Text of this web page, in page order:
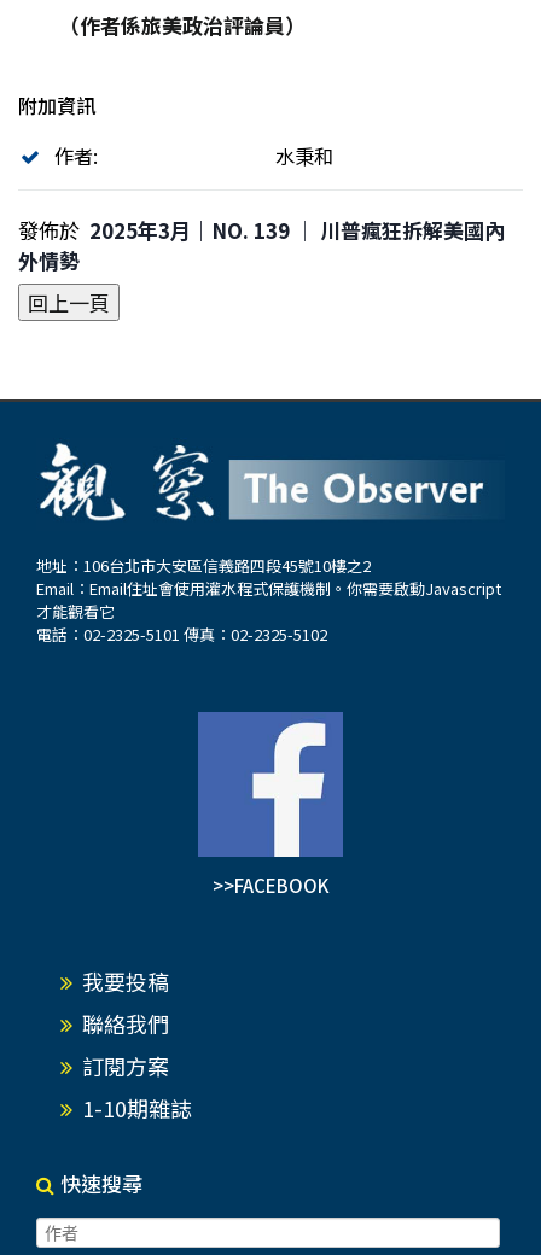
（作者係旅美政治評論員）
附加資訊
作者:
水秉和
發佈於 2025年3月｜NO. 139 │ 川普瘋狂拆解美國內
外情勢
地址：106台北市大安區信義路四段45號10樓之2
Email： Email住址會使用灌水程式保護機制。你需要啟動Javascript
才能觀看它
電話：02-2325-5101 傳真：02-2325-5102
>>FACEBOOK
我要投稿
聯絡我們
訂閱方案
1-10期雜誌
快速搜尋